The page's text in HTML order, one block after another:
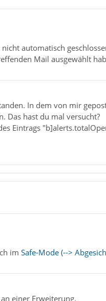
automatisch
Mail ausgewählt
In dem von mir
Das hast du mal versucht?
Eintrags
im Safe-Mode (-->
einer Erweiterung.